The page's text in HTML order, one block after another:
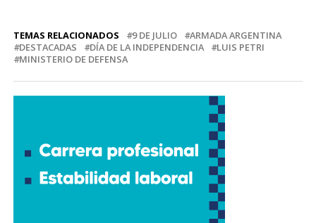
TEMAS RELACIONADOS 9 DE JULIO
ARMADA ARGENTINA
DESTACADAS
DÍA DE LA INDEPENDENCIA
LUIS PETRI
MINISTERIO DE DEFENSA